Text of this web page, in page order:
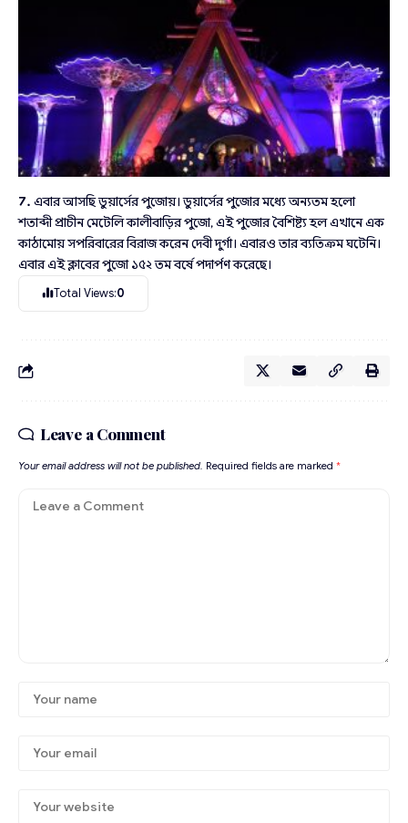
7. এবার আসছি ডুয়ার্সের পুজোয়। ডুয়ার্সের পুজোর মধ্যে অন্যতম হলো
শতাব্দী প্রাচীন মেটেলি কালীবাড়ির পুজো, এই পুজোর বৈশিষ্ট্য হল এখানে এক
কাঠামোয় সপরিবারের বিরাজ করেন দেবী দুর্গা। এবারও তার ব্যতিক্রম ঘটেনি।
এবার এই ক্লাবের পুজো ১৫২ তম বর্ষে পদার্পণ করেছে।
Total Views:0
Leave a Comment
Your email address will not be published. Required fields are marked *